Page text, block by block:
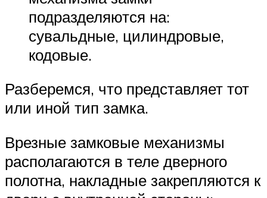
подразделяются на:
сувальдные, цилиндровые,
кодовые.
Разберемся, что представляет тот
или иной тип замка.
Врезные замковые механизмы
располагаются в теле дверного
полотна, накладные закрепляются к